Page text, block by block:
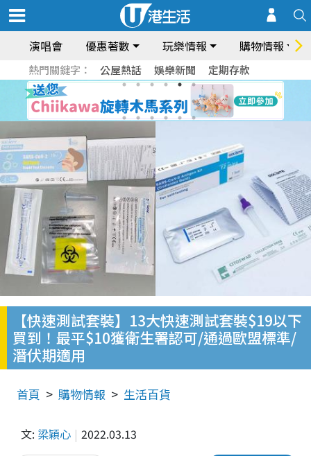
演唱會 優惠著數 玩樂情報 購物情報
熱門關鍵字： 公屋熱話 娛樂新聞 定期存款
【快速測試套裝】13大快速測試套裝$19以下
買到！最平$10獲衛生署認可/通過歐盟標準/
潛伏期適用
首頁 購物情報 生活百貨
文: 梁穎心 2022.03.13